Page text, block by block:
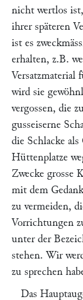
nicht wertlos
ihrer späteren
ist es
erhalten, z.B.
Versatzmaterial
wird sie
vergossen, die
gusseiserne
die Schlacke
Hüttenplatze
Zwecke grosse
mit dem
zu vermeiden,
Vorrichtungen
unter der
stehen. Wir
zu sprechen
Das